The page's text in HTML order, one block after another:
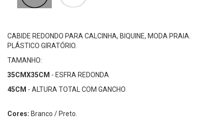
CABIDE REDONDO PARA CALCINHA, BIQUINE, MODA PRAIA.
PLÁSTICO GIRATÓRIO.
TAMANHO:
35CMX35CM - ESFRA REDONDA
45CM - ALTURA TOTAL COM GANCHO
Cores: Branco / Preto.